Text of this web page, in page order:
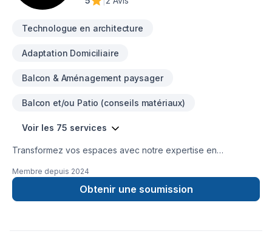
collaborer avec vous et de participer à la réalisation de vos
Technologue en architecture
Adaptation Domiciliaire
Balcon & Aménagement paysager
Balcon et/ou Patio (conseils matériaux)
Voir les 75 services
Transformez vos espaces avec notre expertise en
à la réalisation. Qualité, innovation et satisfaction garanties à
Membre depuis 2024
Obtenir une soumission